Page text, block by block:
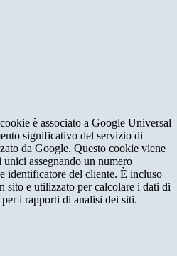
è associato a Google Universal
significativo del servizio di
da Google. Questo cookie viene
assegnando un numero
identificatore del cliente. È incluso
sito e utilizzato per calcolare i dati di
i rapporti di analisi dei siti.